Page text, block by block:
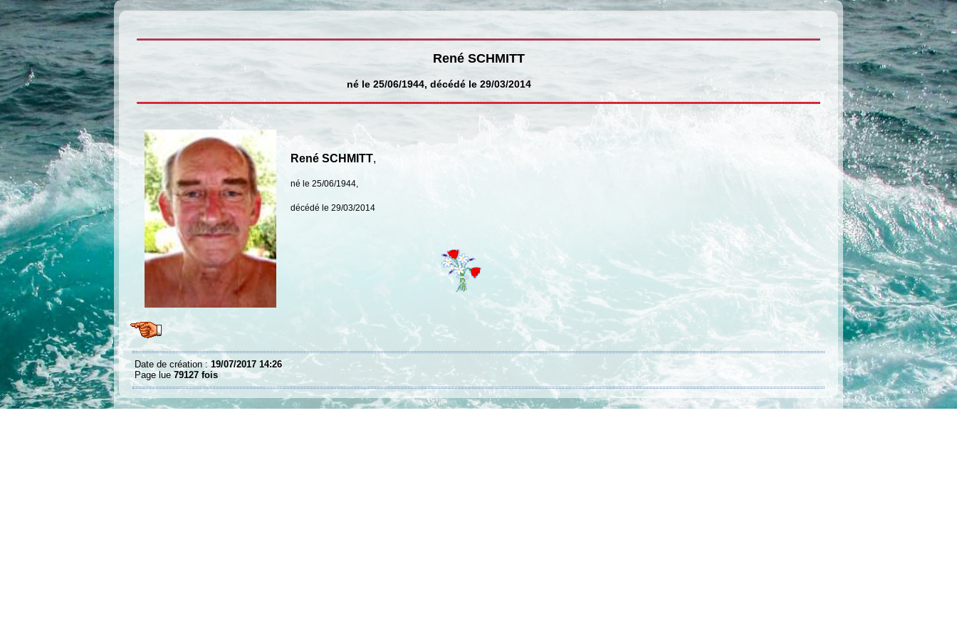
René SCHMITT
né le 25/06/1944, décédé le 29/03/2014
René SCHMITT,
né le 25/06/1944,
décédé le 29/03/2014
Date de création :19/07/2017 14:26
Page lue 79127 fois